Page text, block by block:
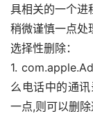
频
发
布
关
具相关的一个进
稍微谨慎一点处
选择性删除：
1.
么电话中的通
一点,则可以删